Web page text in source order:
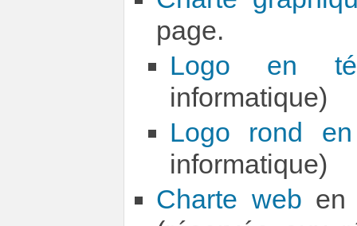
page.
Logo en
informatique)
Logo rond en
informatique)
Charte web en